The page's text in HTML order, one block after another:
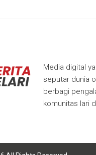
Media digital
seputar dunia
berbagi
komunitas lari